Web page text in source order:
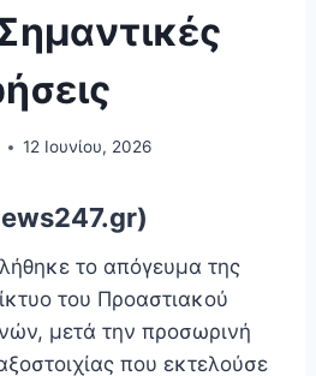
12 Ιουνίου, 2026
το απόγευμα της
του Προαστιακού
μετά την προσωρινή
που εκτελούσε